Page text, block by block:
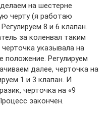
на шестерне
черту (я работаю
8 и 6 клапан.
за коленвал таким
указывала на
положение. Регулируем
далее, черточка на
1 и 3 клапан. И
черточка на «9
закончен.